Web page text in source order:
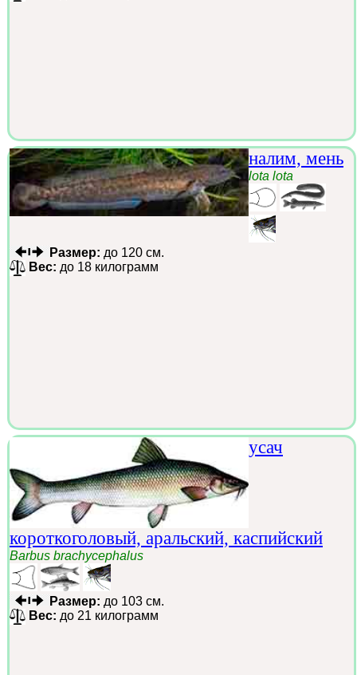
налим, мень
lota lota
Размер: до 120 см.
Вес: до 18 килограмм
усач
короткоголовый, аральский, каспийский
Barbus brachycephalus
Размер: до 103 см.
Вес: до 21 килограмм